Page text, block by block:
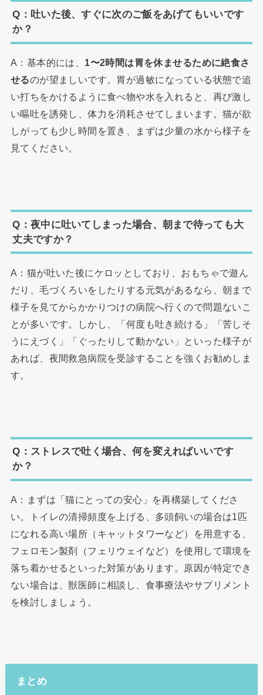
Q：吐いた後、すぐに次のご飯をあげてもいいです
か？
A：基本的には、 1〜2時間は胃を休ませるために絶食さ
せるのが望ましいです。胃が過敏になっている状態で追
い打ちをかけるように食べ物や水を入れると、再び激し
い嘔吐を誘発し、体力を消耗させてしまいます。猫が欲
しがっても少し時間を置き、まずは少量の水から様子を
見てください。
Q：夜中に吐いてしまった場合、朝まで待っても大
丈夫ですか？
A：猫が吐いた後にケロッとしており、おもちゃで遊ん
だり、毛づくろいをしたりする元気があるなら、朝まで
様子を見てからかかりつけの病院へ行くので問題ないこ
とが多いです。しかし、「何度も吐き続ける」「苦しそ
うにえづく」「ぐったりして動かない」といった様子が
あれば、夜間救急病院を受診することを強くお勧めしま
す。
Q：ストレスで吐く場合、何を変えればいいです
か？
A：まずは「猫にとっての安心」を再構築してくださ
い。トイレの清掃頻度を上げる、多頭飼いの場合は1匹
になれる高い場所（キャットタワーなど）を用意する、
フェロモン製剤（フェリウェイなど）を使用して環境を
落ち着かせるといった対策があります。原因が特定でき
ない場合は、獣医師に相談し、食事療法やサプリメント
を検討しましょう。
まとめ